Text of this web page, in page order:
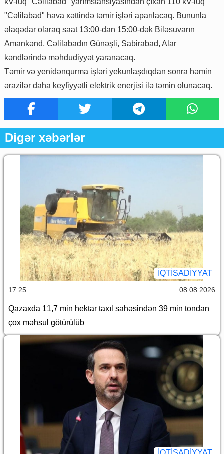
"Cəlilabad" hava xəttində təmir işləri aparılacaq. Bununla
əlaqədar olaraq saat 13:00-dan 15:00-dək Biləsuvarın
Amankənd, Cəlilabadın Günəşli, Sabirabad, Alar
kəndlərində məhdudiyyət yaranacaq.
Təmir və yenidənqurma işləri yekunlaşdıqdan sonra həmin
ərazilər daha keyfiyyətli elektrik enerjisi ilə təmin olunacaq.
Digər xəbərlər
İQTİSADİYYAT
17:25 08.08.2026
Qazaxda 11,7 min hektar taxıl sahəsindən 39 min tondan
çox məhsul götürülüb